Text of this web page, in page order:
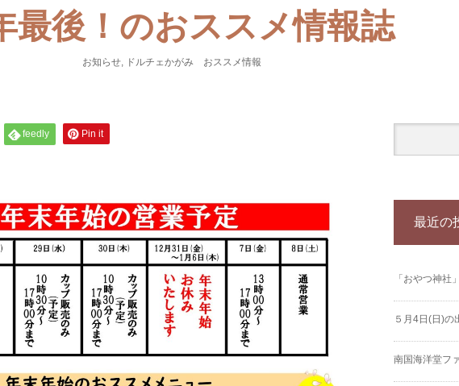
最後！のおススメ情報誌
お知らせ, ドルチェかがみ おススメ情報
feedly Pin it
最近の
「おやつ神社
５月4日(日)の
南国海洋堂フ